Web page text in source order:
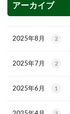
アーカイブ
2025年8月 2
2025年7月 2
2025年6月 1